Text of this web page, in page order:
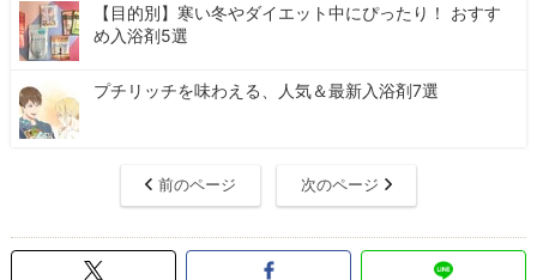
【目的別】寒い冬やダイエット中にぴったり！ おすす
め入浴剤5選
プチリッチを味わえる、人気＆最新入浴剤7選
前のページ 次のページ